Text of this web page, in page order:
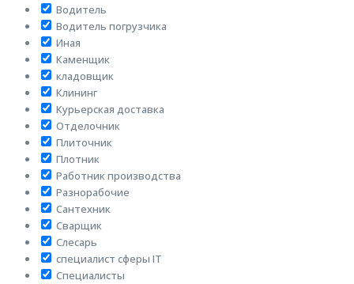
Водитель
Водитель погрузчика
Иная
Каменщик
кладовщик
Клининг
Курьерская доставка
Отделочник
Плиточник
Плотник
Работник производства
Разнорабочие
Сантехник
Сварщик
Слесарь
специалист сферы IT
Специалисты